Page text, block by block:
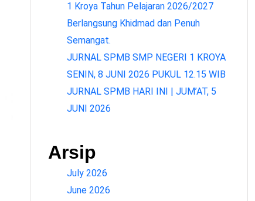
1 Kroya Tahun Pelajaran 2026/2027
Berlangsung Khidmad dan Penuh
Semangat.
JURNAL SPMB SMP NEGERI 1 KROYA
SENIN, 8 JUNI 2026 PUKUL 12.15 WIB
JURNAL SPMB HARI INI | JUM’AT, 5
JUNI 2026
Arsip
July 2026
June 2026